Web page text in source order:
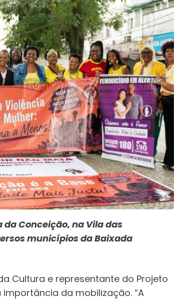
Conceição, na Vila das
municípios da Baixada
Cultura e representante do Projeto
importância da mobilização. “A